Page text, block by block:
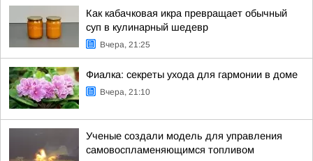
Как кабачковая икра превращает обычный
суп в кулинарный шедевр
Вчера, 21:25
Фиалка: секреты ухода для гармонии в доме
Вчера, 21:10
Ученые создали модель для управления
самовоспламеняющимся топливом